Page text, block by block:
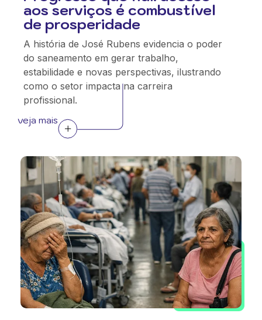
aos serviços é combustível
de prosperidade
A história de José Rubens evidencia o poder
do saneamento em gerar trabalho,
estabilidade e novas perspectivas, ilustrando
como o setor impacta na carreira
profissional.
veja mais